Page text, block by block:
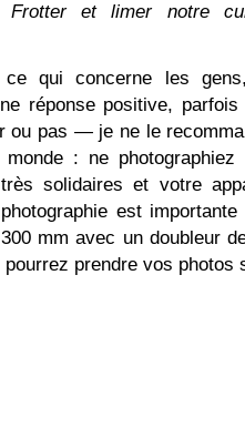
Frotter et limer notre
qui concerne les
réponse positive,
ou pas — je ne le
: ne
solidaires et votre
est
mm avec un doubleur
prendre vos photos